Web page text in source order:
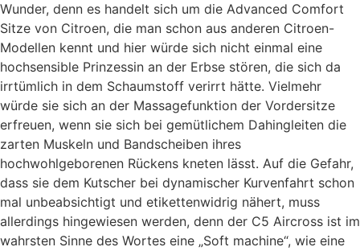
Wunder, denn es handelt sich um die Advanced Comfort
Sitze von Citroen, die man schon aus anderen Citroen-
Modellen kennt und hier würde sich nicht einmal eine
hochsensible Prinzessin an der Erbse stören, die sich da
irrtümlich in dem Schaumstoff verirrt hätte. Vielmehr
würde sie sich an der Massagefunktion der Vordersitze
erfreuen, wenn sie sich bei gemütlichem Dahingleiten die
zarten Muskeln und Bandscheiben ihres
hochwohlgeborenen Rückens kneten lässt. Auf die Gefahr,
dass sie dem Kutscher bei dynamischer Kurvenfahrt schon
mal unbeabsichtigt und etikettenwidrig nähert, muss
allerdings hingewiesen werden, denn der C5 Aircross ist im
wahrsten Sinne des Wortes eine „Soft machine“, wie eine